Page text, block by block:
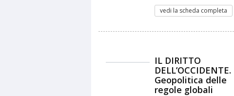
vedi la scheda completa
IL DIRITTO
DELL’OCCIDENTE.
Geopolitica delle
regole globali